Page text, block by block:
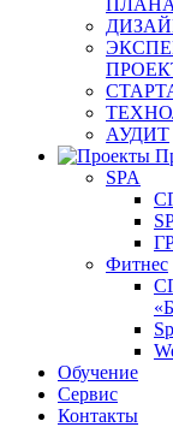
ПЛАНА
АУДИТ
SPA
Фитнес
Обучение
Сервис
Контакты